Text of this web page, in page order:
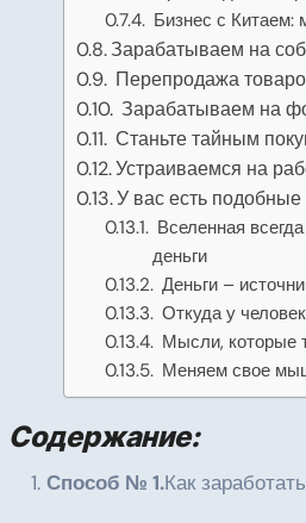
Бизнес с Китаем:
Зарабатываем на
Перепродажа
Зарабатываем на
Станьте тайным
Устраиваемся на
У вас есть
Вселенная
деньги
Деньги –
Откуда у
Мысли, которые
Меняем свое
Содержание:
Способ № 1.Как